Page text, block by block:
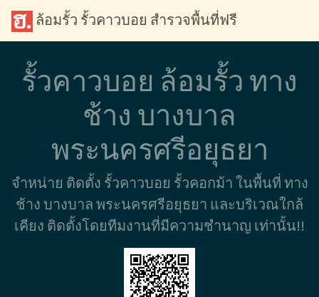
ล้อมรั้ว รั้วคาวบอย สำรวจพื้นที่ฟรี
รั้วคาวบอย ล้อมรั้ว ทาง
ช้าง บางบาล
พระนครศรีอยุธยา
จำหน่าย ติดตั้ง รั้วคาวบอย รั้วคอกม้า ในพื้นที่ ทาง
ช้าง บางบาล พระนครศรีอยุธยา และบริเวณใกล้
เคียง ติดตั้งโดยทีมงานที่มีความชำนาญ เท่านั้น!!